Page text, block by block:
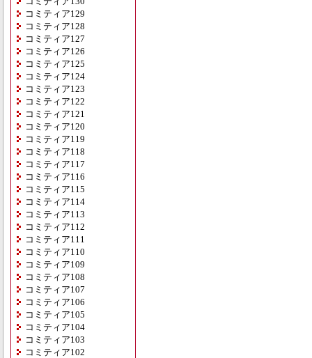
コミティア129
コミティア128
コミティア127
コミティア126
コミティア125
コミティア124
コミティア123
コミティア122
コミティア121
コミティア120
コミティア119
コミティア118
コミティア117
コミティア116
コミティア115
コミティア114
コミティア113
コミティア112
コミティア111
コミティア110
コミティア109
コミティア108
コミティア107
コミティア106
コミティア105
コミティア104
コミティア103
コミティア102